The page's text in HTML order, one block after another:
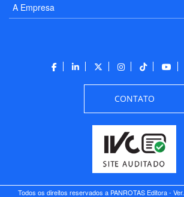
A Empresa
CONTATO
Todos os direitos reservados a PANROTAS Editora - Ver.